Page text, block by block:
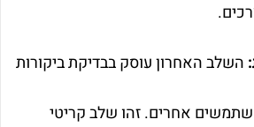
השלב האחרון עוסק בבדיקת ביקורות
אחרים. זהו שלב קריטי